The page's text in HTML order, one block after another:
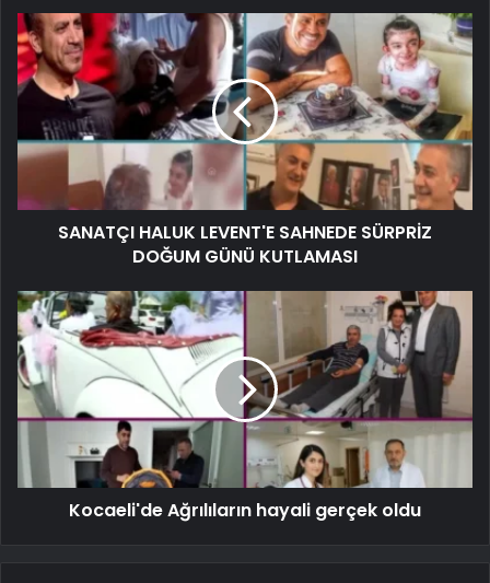
SANATÇI HALUK LEVENT'E SAHNEDE SÜRPRİZ
DOĞUM GÜNÜ KUTLAMASI
Kocaeli'de Ağrılıların hayali gerçek oldu